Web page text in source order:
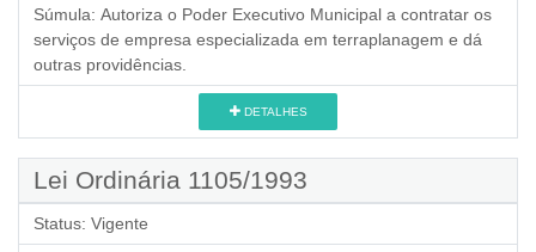
Súmula: Autoriza o Poder Executivo Municipal a contratar os
serviços de empresa especializada em terraplanagem e dá
outras providências.
DETALHES
Lei Ordinária 1105/1993
Status: Vigente